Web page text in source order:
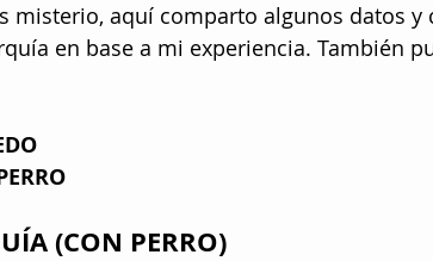
misterio, aquí comparto algunos datos y
en base a mi experiencia. También
(CON PERRO)